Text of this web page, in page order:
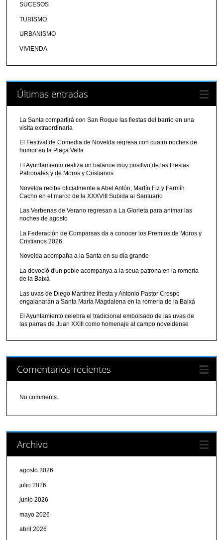
SUCESOS
TURISMO
URBANISMO
VIVIENDA
Últimas entradas
La Santa compartirá con San Roque las fiestas del barrio en una
visita extraordinaria
El Festival de Comedia de Novelda regresa con cuatro noches de
humor en la Plaça Vella
El Ayuntamiento realiza un balance muy positivo de las Fiestas
Patronales y de Moros y Cristianos
Novelda recibe oficialmente a Abel Antón, Martín Fiz y Fermín
Cacho en el marco de la XXXVIII Subida al Santuario
Las Verbenas de Verano regresan a La Glorieta para animar las
noches de agosto
La Federación de Comparsas da a conocer los Premios de Moros y
Cristianos 2026
Novelda acompaña a la Santa en su día grande
La devoció d'un poble acompanya a la seua patrona en la romeria
de la Baixà
Las uvas de Diego Martínez Iñesta y Antonio Pastor Crespo
engalanarán a Santa María Magdalena en la romería de la Baixà
El Ayuntamiento celebra el tradicional embolsado de las uvas de
las parras de Juan XXIII como homenaje al campo noveldense
Comentarios recientes
No comments.
Archivo
agosto 2026
julio 2026
junio 2026
mayo 2026
abril 2026